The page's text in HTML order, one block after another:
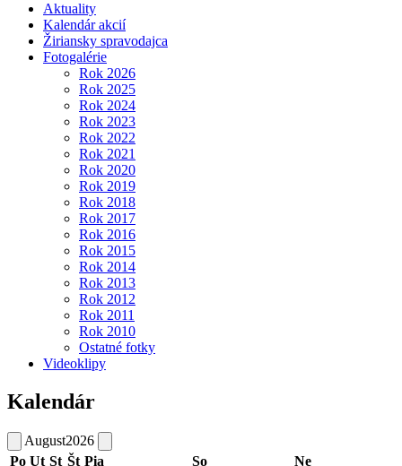
Aktuality
Kalendár akcií
Žiriansky spravodajca
Fotogalérie
Rok 2026
Rok 2025
Rok 2024
Rok 2023
Rok 2022
Rok 2021
Rok 2020
Rok 2019
Rok 2018
Rok 2017
Rok 2016
Rok 2015
Rok 2014
Rok 2013
Rok 2012
Rok 2011
Rok 2010
Ostatné fotky
Videoklipy
Kalendár
August2026
Po Ut St Št Pia So
Ne